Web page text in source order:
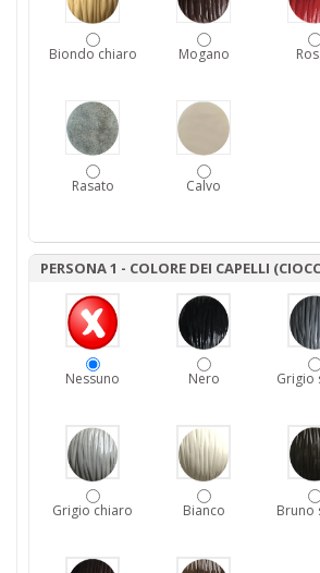
Biondo chiaro Mogano
Rasato Calvo
PERSONA 1 - COLORE DEI CAPELLI
Nessuno Nero Grigio
Grigio chiaro Bianco Bruno